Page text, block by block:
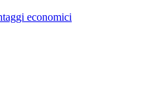
economici